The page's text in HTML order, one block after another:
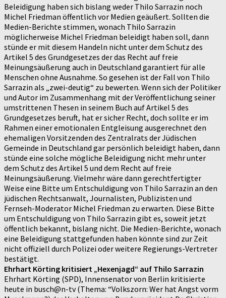
Beleidigung haben sich bislang weder Thilo Sarrazin noch
Michel Friedman öffentlich vor Medien geäußert. Sollten die
Medien-Berichte stimmen, wonach Thilo Sarrazin
möglicherweise Michel Friedman beleidigt haben soll, dann
stünde er mit diesem Handeln nicht unter dem Schutz des
Artikel 5 des Grundgesetzes der das Recht auf freie
Meinungsäußerung auch in Deutschland garantiert für alle
Menschen ohne Ausnahme. So gesehen ist der Fall von Thilo
Sarrazin als „zwei-deutig“ zu bewerten. Wenn sich der Politiker
und Autor im Zusammenhang mit der Veröffentlichung seiner
umstrittenen Thesen in seinem Buch auf Artikel 5 des
Grundgesetzes beruft, hat er sicher Recht, doch sollte er im
Rahmen einer emotionalen Entgleisung ausgerechnet den
ehemaligen Vorsitzenden des Zentralrats der Jüdischen
Gemeinde in Deutschland gar persönlich beleidigt haben, dann
stünde eine solche mögliche Beleidigung nicht mehr unter
dem Schutz des Artikel 5 und dem Recht auf freie
Meinungsäußerung. Vielmehr wäre dann gerechtfertigter
Weise eine Bitte um Entschuldigung von Thilo Sarrazin an den
jüdischen Rechtsanwalt, Journalisten, Publizisten und
Fernseh-Moderator Michel Friedman zu erwarten. Diese Bitte
um Entschuldigung von Thilo Sarrazin gibt es, soweit jetzt
öffentlich bekannt, bislang nicht. Die Medien-Berichte, wonach
eine Beleidigung stattgefunden haben könnte sind zur Zeit
nicht offiziell durch Polizei oder weitere Regierungs-Vertreter
bestätigt.
Ehrhart Körting kritisiert „Hexenjagd“ auf Thilo Sarrazin
Ehrhart Körting (SPD), Innensenator von Berlin kritisierte
heute in busch@n-tv (Thema: “Volkszorn: Wer hat Angst vorm